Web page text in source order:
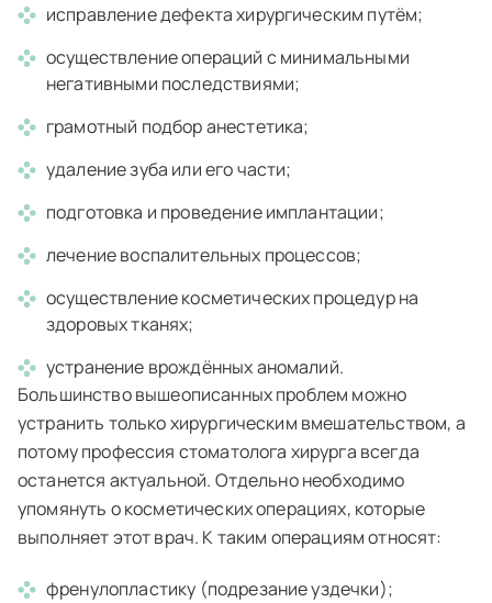
исправление дефекта хирургическим путём;
осуществление операций с минимальными
негативными последствиями;
грамотный подбор анестетика;
удаление зуба или его части;
подготовка и проведение имплантации;
лечение воспалительных процессов;
осуществление косметических процедур на
здоровых тканях;
устранение врождённых аномалий.
Большинство вышеописанных проблем можно
устранить только хирургическим вмешательством, а
потому профессия стоматолога хирурга всегда
останется актуальной. Отдельно необходимо
упомянуть о косметических операциях, которые
выполняет этот врач. К таким операциям относят:
френулопластику (подрезание уздечки);